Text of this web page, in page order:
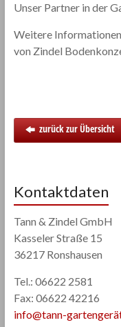
Unser Partner in der
Weitere
von Zindel
zurück zur Übersicht
Kontaktdaten
Tann & Zindel GmbH
Kasseler Straße 15
36217 Ronshausen
Tel.: 06622 2581
Fax: 06622 42216
info@tann-